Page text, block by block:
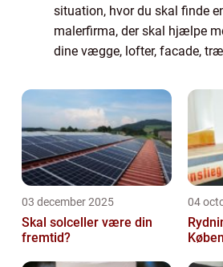
situation, hvor du skal finde
malerfirma, der skal hjælpe
dine vægge, lofter, facade,
professionel omgang maling,
at s...
03 december 2025
Skal solceller være din
fremtid?
04